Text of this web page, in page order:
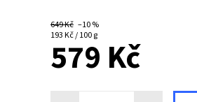
649 Kč –10 %
193 Kč / 100 g
579 Kč